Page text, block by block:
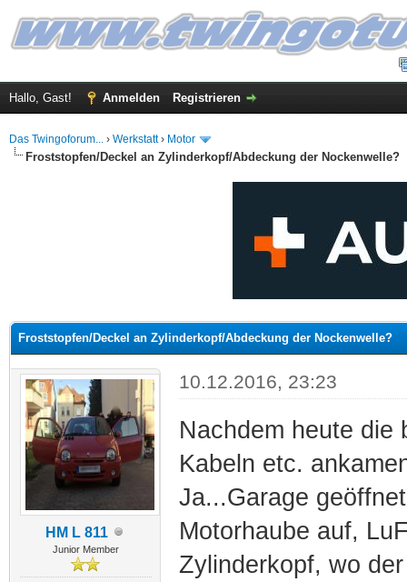
Hallo, Gast! Anmelden Registrieren
Das Twingoforum... › Werkstatt› Motor
Froststopfen/Deckel an Zylinderkopf/Abdeckung der Nockenwelle?
Froststopfen/Deckel an Zylinderkopf/Abdeckung der Nockenwelle?
HM L 811
Junior Member
10.12.2016, 23:23
Nachdem heute die
Kabeln etc.
Ja...Garage
Motorhaube auf,
Zylinderkopf, wo